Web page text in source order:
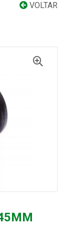
VOLTAR